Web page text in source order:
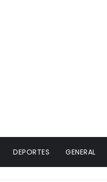
DEPORTES GENERAL